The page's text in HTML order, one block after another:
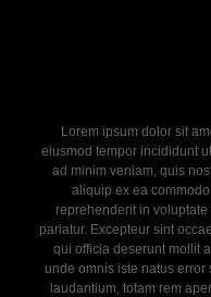
Lorem ipsum dolor sit
eiusmod tempor incididunt
ad minim veniam, quis
aliquip ex ea
reprehenderit in
pariatur. Excepteur sint
qui officia deserunt mollit
unde omnis iste natus
laudantium, totam rem